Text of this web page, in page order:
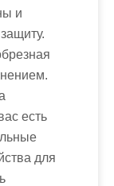
и
есть
для